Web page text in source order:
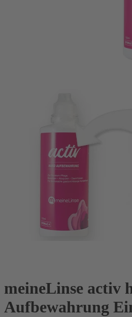
meineLinse activ
Aufbewahrung